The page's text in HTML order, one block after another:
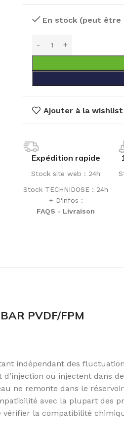
En stock (peut être
Ajouter à la wishlist
Expédition rapide
Stock site web : 24h
Stock TECHNIDOSE : 24h
+ D'infos :
FAQS - Livraison
PVDF/FPM
indépendant des
ou injectent dans
ne remonte dans le
avec la plupart des
la compatibilité